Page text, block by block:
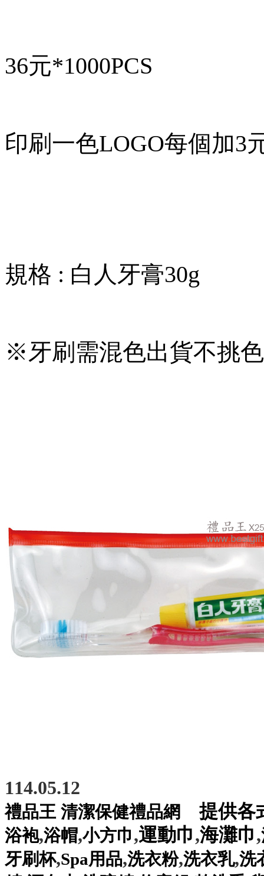
36元*1000PCS
印刷一色LOGO每個加3
規格 : 白人牙膏30g
※牙刷需混色出貨不挑色
114.05.12
禮品王 清潔保健禮品網 提供各
浴袍,浴帽,小方巾,運動巾,海灘巾,
牙刷杯,Spa用品,洗衣粉,洗衣乳,洗